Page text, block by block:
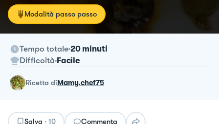
Modalità passo passo
Tempo totale 20 minuti
Difficoltà Facile
ricetta diMamy.chef75
Salva · 10 Commenta